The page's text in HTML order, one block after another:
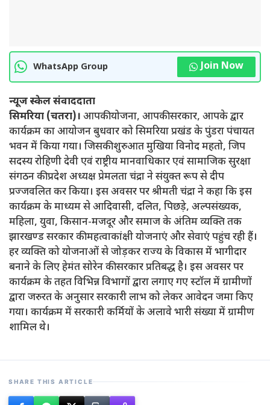
WhatsApp Group Join Now
न्यूज स्केल संवाददाता
सिमरिया (चतरा)। आपकी योजना, आपकी सरकार, आपके द्वार
कार्यक्रम का आयोजन बुधवार को सिमरिया प्रखंड के पुंडरा पंचायत
भवन में किया गया। जिसकी शुरुआत मुखिया विनोद महतो, जिप
सदस्य रोहिणी देवी एवं राष्ट्रीय मानवाधिकार एवं सामाजिक सुरक्षा
संगठन की प्रदेश अध्यक्ष प्रेमलता चंद्रा ने संयुक्त रूप से दीप
प्रज्जवलित कर किया। इस अवसर पर श्रीमती चंद्रा ने कहा कि इस
कार्यक्रम के माध्यम से आदिवासी, दलित, पिछड़े, अल्पसंख्यक,
महिला, युवा, किसान-मजदूर और समाज के अंतिम व्यक्ति तक
झारखण्ड सरकार की महत्वाकांक्षी योजनाएं और सेवाएं पहुंच रही हैं।
हर व्यक्ति को योजनाओं से जोड़कर राज्य के विकास में भागीदार
बनाने के लिए हेमंत सोरेन की सरकार प्रतिबद्ध है। इस अवसर पर
कार्यक्रम के तहत विभिन्न विभागों द्वारा लगाए गए स्टॉल में ग्रामीणों
द्वारा जरुरत के अनुसार सरकारी लाभ को लेकर आवेदन जमा किए
गया। कार्यक्रम में सरकारी कर्मियों के अलावे भारी संख्या में ग्रामीण
शामिल थे।
SHARE THIS ARTICLE